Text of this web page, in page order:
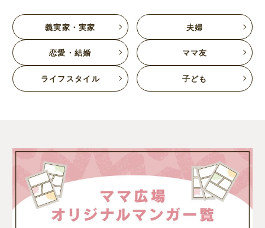
義実家・実家 夫婦
恋愛・結婚 ママ友
ライフスタイル 子ども